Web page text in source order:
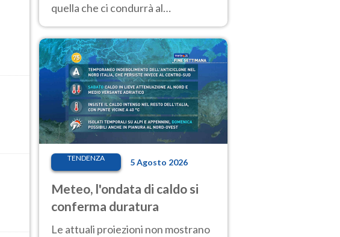
quella che ci condurrà al
temperature molto elevate
TENDENZA 5 Agosto 2026
Meteo, l'ondata di caldo si
conferma duratura
Le attuali proiezioni non mostrano